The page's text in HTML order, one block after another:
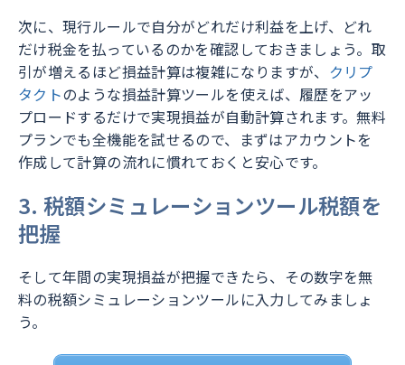
次に、現行ルールで自分がどれだけ利益を上げ、どれ
だけ税金を払っているのかを確認しておきましょう。取
引が増えるほど損益計算は複雑になりますが、 クリプ
タクトのような損益計算ツールを使えば、履歴をアッ
プロードするだけで実現損益が自動計算されます。無料
プランでも全機能を試せるので、まずはアカウントを
作成して計算の流れに慣れておくと安心です。
3. 税額シミュレーションツール税額を
把握
そして年間の実現損益が把握できたら、その数字を無
料の税額シミュレーションツールに入力してみましょ
う。